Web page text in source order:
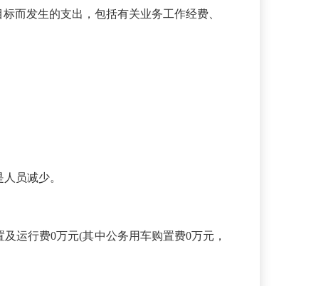
而发生的支出，包括有关业务工作经费、
员减少。
运行费0万元(其中公务用车购置费0万元，